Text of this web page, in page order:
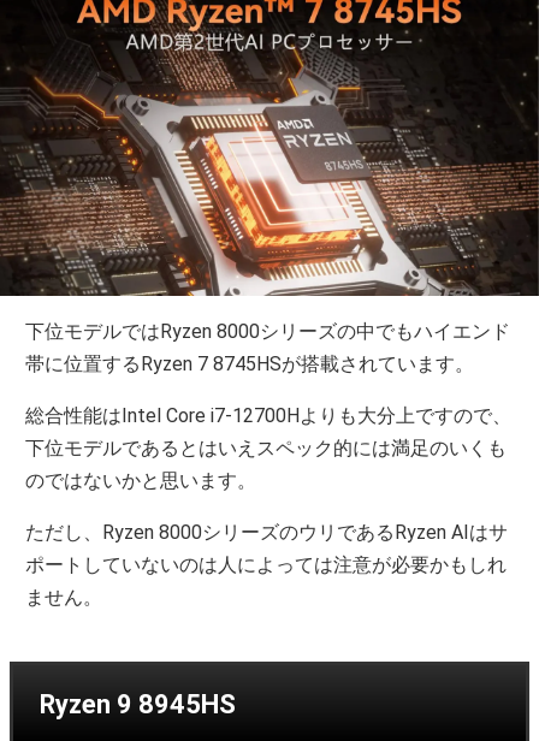
下位モデルではRyzen 8000シリーズの中でもハイエンド
帯に位置するRyzen 7 8745HSが搭載されています。
総合性能はIntel Core i7-12700Hよりも大分上ですので、
下位モデルであるとはいえスペック的には満足のいくも
のではないかと思います。
ただし、Ryzen 8000シリーズのウリであるRyzen AIはサ
ポートしていないのは人によっては注意が必要かもしれ
ません。
Ryzen 9 8945HS